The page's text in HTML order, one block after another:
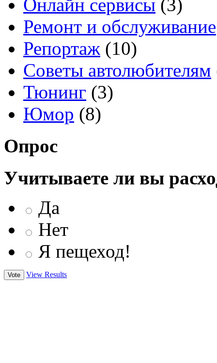
Онлайн сервисы (3)
Ремонт и обслуживание
Репортаж (10)
Советы автолюбителям
Тюнинг (3)
Юмор (8)
Опрос
Учитываете ли вы
Да
Нет
Я пещеход!
View Results